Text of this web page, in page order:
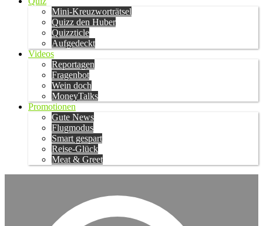
Mini-Kreuzworträtsel
Quizz den Huber
Quizzticle
Aufgedeckt
Videos
Reportagen
Fragenbot
Wein doch
MoneyTalks
Promotionen
Gute News
Flugmodus
Smart gespart
Reise-Glück
Meat & Greet